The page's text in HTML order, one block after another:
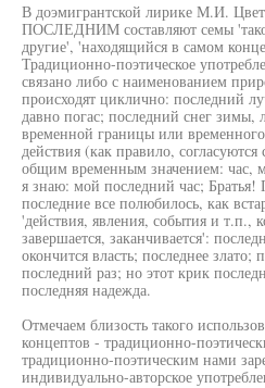
В доэмигрантской лирике М.И.
ПОСЛЕДНИМ составляют семы
другие', 'находящийся в самом
Традиционно-поэтическое
связано либо с наименованием
происходят циклично: последний
давно погас; последний снег зимы,
временной границы или
действия (как правило,
общим временным значением: час,
я знаю: мой последний час;
последние все полюбилось, как
'действия, явления, события и т.п.,
завершается, заканчивается':
окончится власть; последнее злато;
последний раз; но этот крик
последняя надежда.
Отмечаем близость такого
концептов - традиционно-
традиционно-поэтическим нами
индивидуально-авторское